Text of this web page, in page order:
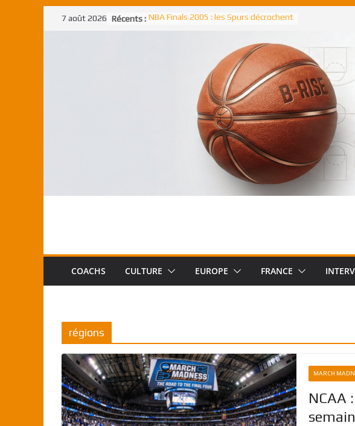
Passer7 août 2026 Récents : NBA Finals 2005 : les Spurs décrochent
NBA Finals 2021 : les Bucks et Giannis
Antetokounmpo triomphent, le Greek
Shai Gilgeous-Alexander : son premier
match à plus de 40 points en NBA, le
canadien transcendant face aux Spurs
Pau Gasol dans l’histoire en 2002 :
premier européen sacré Rookie de
Rudy Gobert, deuxième Français élu
meilleur défenseur d’une saison NBA
COACHS CULTURE EUROPE FRANCE
régions
MARCH
NCAA